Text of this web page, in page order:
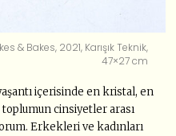
& Bakes, 2021, Karışık Teknik,
47×27 cm
içerisinde en kristal, en
cinsiyetler arası
Erkekleri ve kadınları